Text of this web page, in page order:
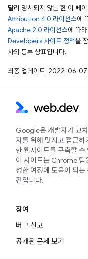
달리 명시되지 않는 한 이 페
Attribution 4.0 라이선스에
Apache 2.0 라이선스에 따
Developers 사이트 정책을
사의 등록 상표입니다.
최종 업데이트: 2022-06-
Google은 개발자가 교
자를 위해 멋지고 접근
한 웹사이트를 구축할
이 사이트는 Chrome 팀
성한 여정에 도움이 되
간입니다.
참여
버그 신고
공개된 문제 보기